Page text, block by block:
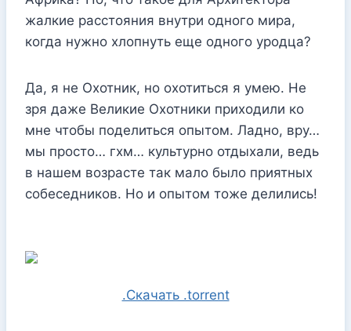
жалкие расстояния внутри одного мира,
когда нужно хлопнуть еще одного уродца?
Да, я не Охотник, но охотиться я умею. Не
зря даже Великие Охотники приходили ко
мне чтобы поделиться опытом. Ладно, вру…
мы просто… гхм… культурно отдыхали, ведь
в нашем возрасте так мало было приятных
собеседников. Но и опытом тоже делились!
.Скачать .torrent